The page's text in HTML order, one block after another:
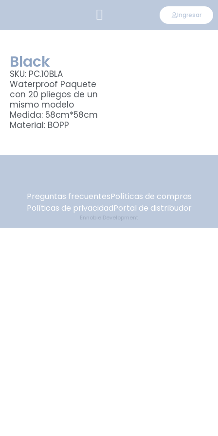
Ingresar
Black
SKU: PC.10BLA
Waterproof Paquete
con 20 pliegos de un
mismo modelo
Medida: 58cm*58cm
Material: BOPP
Preguntas frecuentesPolíticas de compras
Políticas de privacidadPortal de distribudor
Ennoble Development